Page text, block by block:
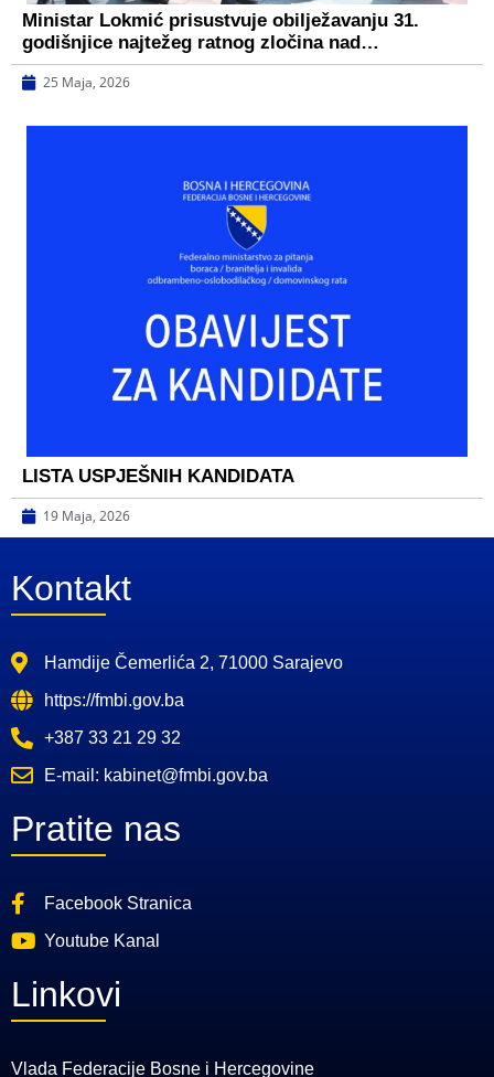
Ministar Lokmić prisustvuje obilježavanju 31.
godišnjice najtežeg ratnog zločina nad…
25 Maja, 2026
LISTA USPJEŠNIH KANDIDATA
19 Maja, 2026
Kontakt
Hamdije Čemerlića 2, 71000 Sarajevo
https://fmbi.gov.ba
+387 33 21 29 32
E-mail: kabinet@fmbi.gov.ba
Pratite nas
Facebook Stranica
Youtube Kanal
Linkovi
Vlada Federacije Bosne i Hercegovine